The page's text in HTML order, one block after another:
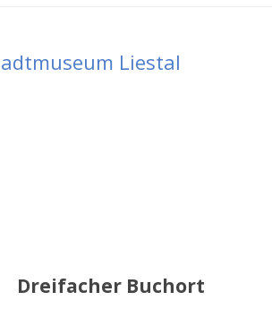
Liestal
Dreifacher Buchort